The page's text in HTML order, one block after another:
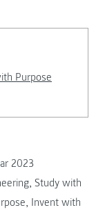
Purpose
2023
, Study with
, Invent with